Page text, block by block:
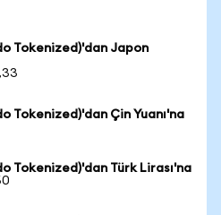
Tokenized)'dan Japon
Tokenized)'dan Çin Yuanı'na
Tokenized)'dan Türk Lirası'na